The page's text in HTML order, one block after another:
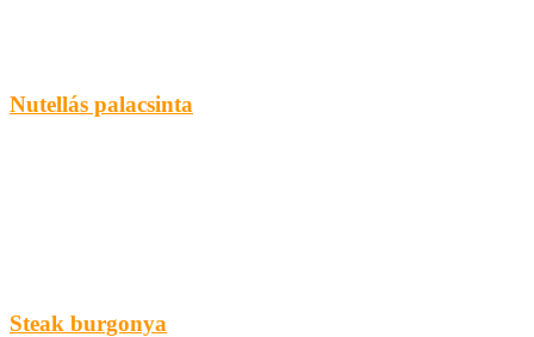
Nutellás palacsinta
Steak burgonya